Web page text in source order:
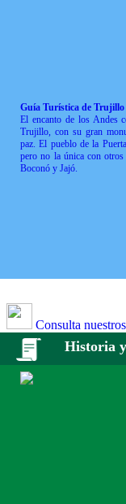
Guía Turística de Trujillo
El encanto de los Andes
Trujillo, con su gran
paz. El pueblo de la
pero no la única con
Boconó y Jajó.
Consulta
Historia